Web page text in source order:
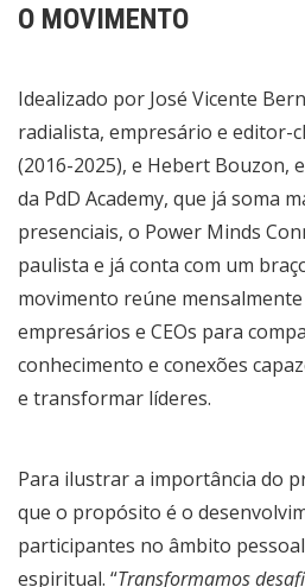
O MOVIMENTO
Idealizado por José Vicente
radialista, empresário e editor-
(2016-2025), e Hebert Bouzon,
da PdD Academy, que já soma
presenciais, o Power Minds
paulista e já conta com um
movimento reúne
empresários e CEOs para
conhecimento e conexões
e transformar líderes.
Para ilustrar a importância do
que o propósito é o
participantes no âmbito
espiritual. “Transformamos